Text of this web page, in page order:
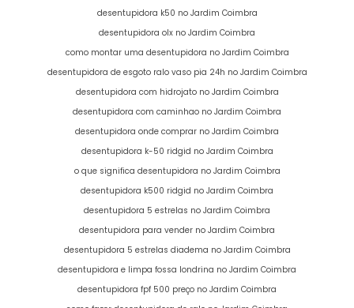
desentupidora k50 no Jardim Coimbra
desentupidora olx no Jardim Coimbra
como montar uma desentupidora no Jardim Coimbra
desentupidora de esgoto ralo vaso pia 24h no Jardim Coimbra
desentupidora com hidrojato no Jardim Coimbra
desentupidora com caminhao no Jardim Coimbra
desentupidora onde comprar no Jardim Coimbra
desentupidora k-50 ridgid no Jardim Coimbra
o que significa desentupidora no Jardim Coimbra
desentupidora k500 ridgid no Jardim Coimbra
desentupidora 5 estrelas no Jardim Coimbra
desentupidora para vender no Jardim Coimbra
desentupidora 5 estrelas diadema no Jardim Coimbra
desentupidora e limpa fossa londrina no Jardim Coimbra
desentupidora fpf 500 preço no Jardim Coimbra